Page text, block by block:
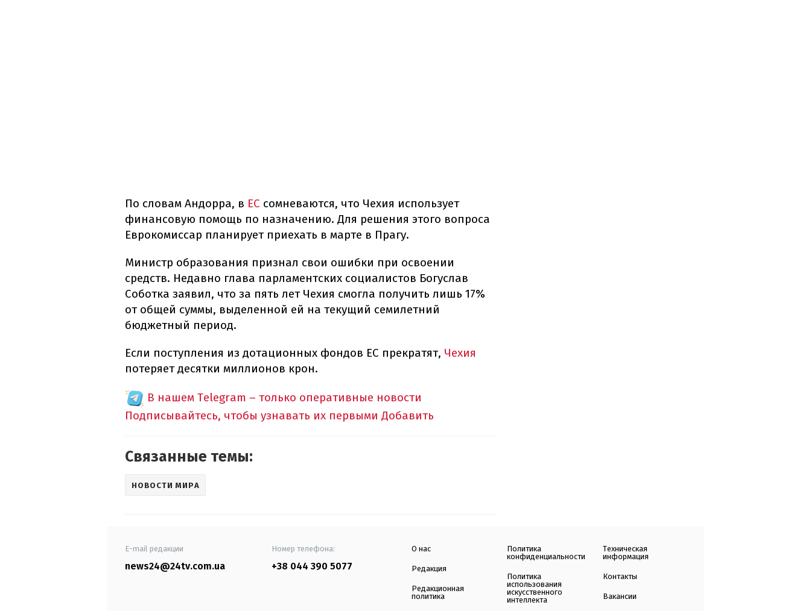
По словам Андорра, в ЕС сомневаются, что Чехия использует
финансовую помощь по назначению. Для решения этого вопроса
Еврокомиссар планирует приехать в марте в Прагу.
Министр образования признал свои ошибки при освоении
средств. Недавно глава парламентских социалистов Богуслав
Соботка заявил, что за пять лет Чехия смогла получить лишь 17%
от общей суммы, выделенной ей на текущий семилетний
бюджетный период.
Если поступления из дотационных фондов ЕС прекратят, Чехия
потеряет десятки миллионов крон.
В нашем Telegram – только оперативные новости
Подписывайтесь, чтобы узнавать их первыми Добавить
Связанные темы:
НОВОСТИ МИРА
E-mail редакции
news24@24tv.com.ua
Номер телефона:
+38 044 390 5077
О нас
Редакция
Редакционная
политика
Политика
конфиденциальности
Политика
использования
искусственного
интеллекта
Техническая
информация
Контакты
Вакансии